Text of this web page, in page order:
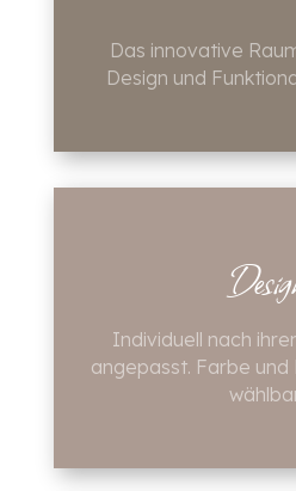
Das innovative
Design und
Individuell nach
angepasst. Farbe und